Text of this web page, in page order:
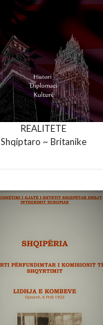
REALITETE
Shqiptaro ~ Britanike